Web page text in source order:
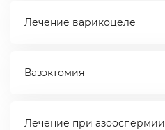
Лечение варикоцеле
Вазэктомия
Лечение при азооспермии